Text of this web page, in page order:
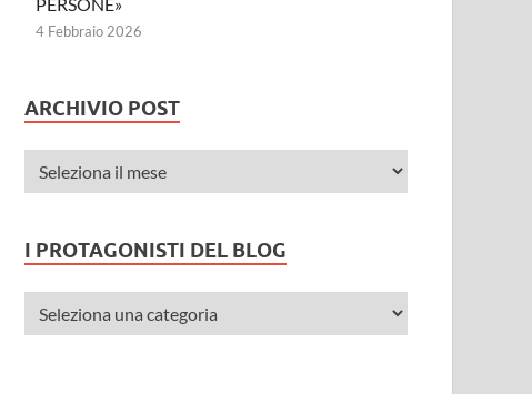
4 Febbraio 2026
ARCHIVIO POST
I PROTAGONISTI DEL BLOG